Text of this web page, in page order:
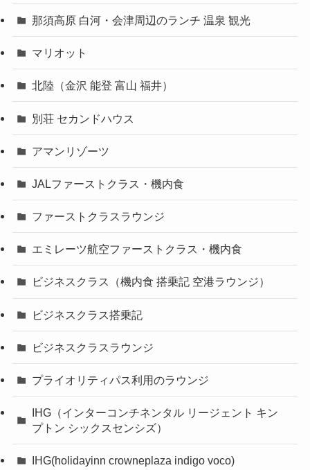
那須高原 白河・会津周辺のランチ 温泉 観光
マリオット
北陸（金沢 能登 富山 福井）
別荘 セカンドハウス
アマンリゾーツ
JALファーストクラス・機内食
ファーストクラスラウンジ
エミレーツ航空ファーストクラス・機内食
ビジネスクラス（機内食 搭乗記 空港ラウンジ）
ビジネスクラス搭乗記
ビジネスクラスラウンジ
プライオリティパス利用のラウンジ
IHG（インターコンチネンタル リージェント キン
プトン シックスセンシズ）
IHG(holidayinn crowneplaza indigo voco)